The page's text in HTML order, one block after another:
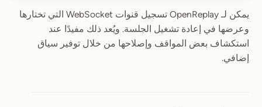
التقاط WebSockets
يمكن لـ OpenReplay تسجيل قنوات WebSocket التي تختارها
وعرضها في إعادة تشغيل الجلسة. ويُعد ذلك مفيدًا عند
استكشاف بعض المواقف وإصلاحها من خلال توفير سياق
إضافي.